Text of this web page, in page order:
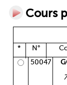
Cours
* N°
50047